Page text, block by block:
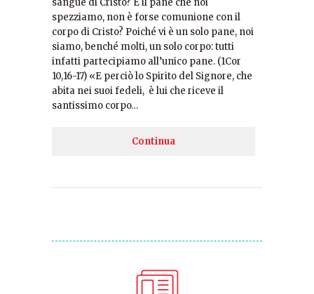
sangue di Cristo? E il pane che noi
spezziamo, non è forse comunione con il
corpo di Cristo? Poiché vi è un solo pane, noi
siamo, benché molti, un solo corpo: tutti
infatti partecipiamo all’unico pane. (1Cor
10,16-17) «E perciò lo Spirito del Signore, che
abita nei suoi fedeli, è lui che riceve il
santissimo corpo…
Continua